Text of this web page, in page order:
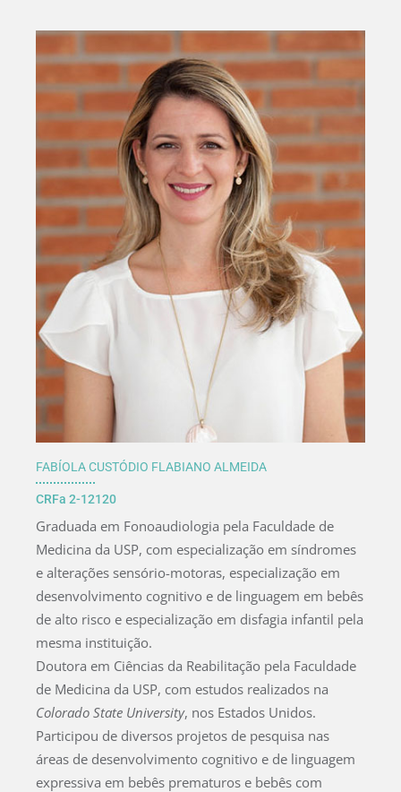
FABÍOLA CUSTÓDIO FLABIANO ALMEIDA
CRFa 2-12120
Graduada em Fonoaudiologia pela Faculdade de
Medicina da USP, com especialização em síndromes
e alterações sensório-motoras, especialização em
desenvolvimento cognitivo e de linguagem em bebês
de alto risco e especialização em disfagia infantil pela
mesma instituição.
Doutora em Ciências da Reabilitação pela Faculdade
de Medicina da USP, com estudos realizados na
Colorado State University, nos Estados Unidos.
Participou de diversos projetos de pesquisa nas
áreas de desenvolvimento cognitivo e de linguagem
expressiva em bebês prematuros e bebês com